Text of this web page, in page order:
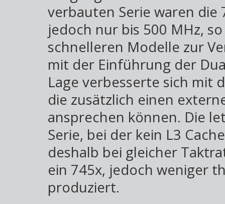
verbauten Serie waren die
jedoch nur bis 500 MHz,
schnelleren Modelle zur
mit der Einführung der
Lage verbesserte sich mit
die zusätzlich einen
ansprechen können. Die
Serie, bei der kein L3
deshalb bei gleicher
ein 745x, jedoch weniger
produziert.